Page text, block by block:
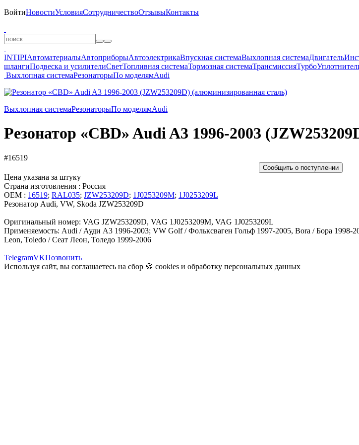
ВойтиНовостиУсловияСотрудничествоОтзывыКонтакты
INTIPIАвтоматериалыАвтоприборыАвтоэлектрикаВпускная системаВыхлопная системаДвигатель
шлангиПодвеска и усилителиСветТопливная системаТормозная системаТрансмиссияТурбо
Выхлопная системаРезонаторыПо моделямAudi
Выхлопная системаРезонаторыПо моделямAudi
Резонатор «CBD» Audi A3 1996-2003
#16519
Сообщить о поступлении
Цена указана за штуку
Страна изготовления : Россия
OEM : 16519; RAL035; JZW253209D; 1J0253209M; 1J0253209L
Резонатор Audi, VW, Skoda JZW253209D
Оригинальный номер: VAG JZW253209D, VAG 1J0253209M, VAG 1J0253209L
Применяемость: Audi / Ауди A3 1996-2003; VW Golf / Фольксваген Гольф 1997-2005, Bora / Бора
Leon, Toledo / Сеат Леон, Толедо 1999-2006
TelegramVKПозвонить
Используя сайт, вы соглашаетесь на сбор 🍪 cookies и обработку персональных данных